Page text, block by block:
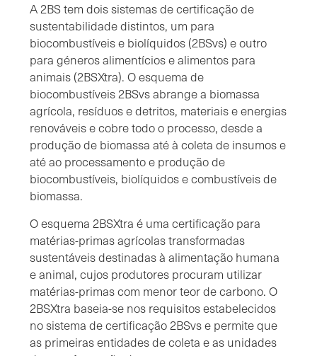
A 2BS tem dois sistemas de certificação de
sustentabilidade distintos, um para
biocombustíveis e biolíquidos (2BSvs) e outro
para géneros alimentícios e alimentos para
animais (2BSXtra). O esquema de
biocombustíveis 2BSvs abrange a biomassa
agrícola, resíduos e detritos, materiais e energias
renováveis e cobre todo o processo, desde a
produção de biomassa até à coleta de insumos e
até ao processamento e produção de
biocombustíveis, biolíquidos e combustíveis de
biomassa.
O esquema 2BSXtra é uma certificação para
matérias-primas agrícolas transformadas
sustentáveis destinadas à alimentação humana
e animal, cujos produtores procuram utilizar
matérias-primas com menor teor de carbono. O
2BSXtra baseia-se nos requisitos estabelecidos
no sistema de certificação 2BSvs e permite que
as primeiras entidades de coleta e as unidades